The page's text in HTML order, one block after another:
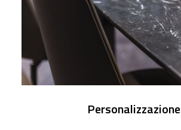
Personalizzazione